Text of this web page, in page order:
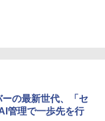
の最新世代、「セ
管理で一歩先を行